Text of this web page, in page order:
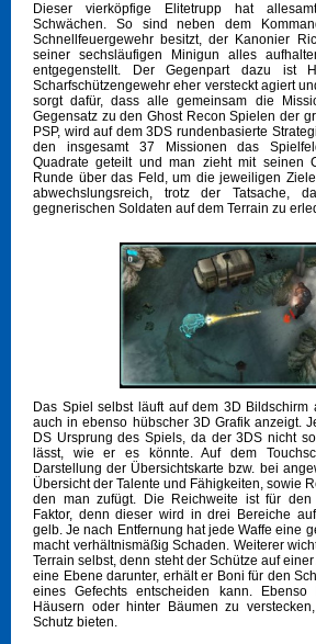
Dieser vierköpfige Elitetrupp hat
Schwächen. So sind neben dem
Schnellfeuergewehr besitzt, der Kanonier
seiner sechsläufigen Minigun alles
entgegenstellt. Der Gegenpart dazu ist
Scharfschützengewehr eher versteckt agiert
sorgt dafür, dass alle gemeinsam die
Gegensatz zu den Ghost Recon Spielen der
PSP, wird auf dem 3DS rundenbasierte
den insgesamt 37 Missionen das
Quadrate geteilt und man zieht mit seinen
Runde über das Feld, um die jeweiligen
abwechslungsreich, trotz der Tatsache,
gegnerischen Soldaten auf dem Terrain zu
Das Spiel selbst läuft auf dem 3D Bildschirm
auch in ebenso hübscher 3D Grafik anzeigt.
DS Ursprung des Spiels, da der 3DS nicht
lässt, wie er es könnte. Auf dem
Darstellung der Übersichtskarte bzw. bei
Übersicht der Talente und Fähigkeiten, sowie
den man zufügt. Die Reichweite ist für den
Faktor, denn dieser wird in drei Bereiche
gelb. Je nach Entfernung hat jede Waffe eine
macht verhältnismäßig Schaden. Weiterer
Terrain selbst, denn steht der Schütze auf
eine Ebene darunter, erhält er Boni für den
eines Gefechts entscheiden kann.
Häusern oder hinter Bäumen zu
Schutz bieten.